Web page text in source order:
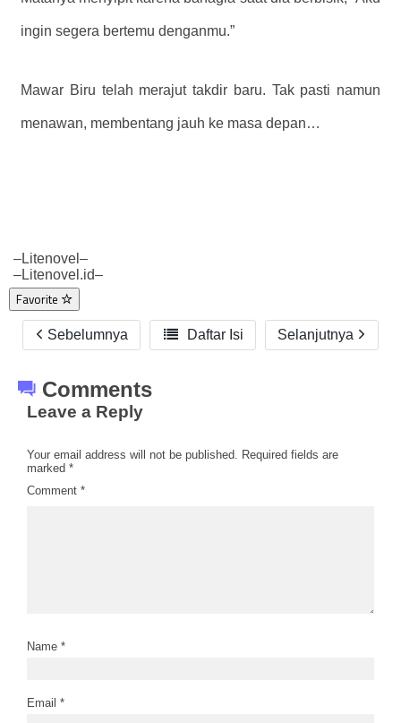
ingin segera bertemu denganmu.”
Mawar Biru telah merajut takdir baru. Tak pasti namun
menawan, membentang jauh ke masa depan…
–Litenovel–
–Litenovel.id–
Favorite
Sebelumnya  Daftar Isi Selanjutnya
Comments
Leave a Reply
Your email address will not be published. Required fields are
marked *
Comment *
Name *
Email *